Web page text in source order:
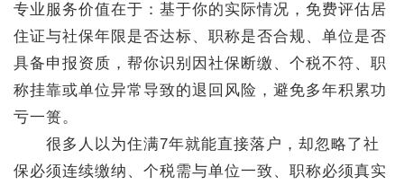
专业服务价值在于：基于你的实际情况，免费评估居
住证与社保年限是否达标、职称是否合规、单位是否
具备申报资质，帮你识别因社保断缴、个税不符、职
称挂靠或单位异常导致的退回风险，避免多年积累功
亏一篑。
很多人以为住满7年就能直接落户，却忽略了社
保必须连续缴纳、个税需与单位一致、职称必须真实